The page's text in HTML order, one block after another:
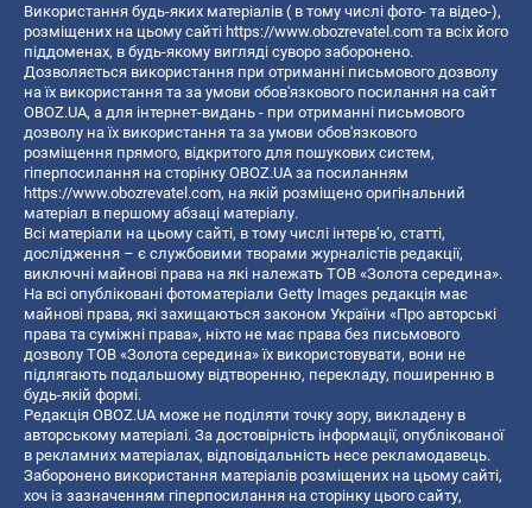
Використання будь-яких матеріалів ( в тому числі фото- та відео-),
розміщених на цьому сайті https://www.obozrevatel.com та всіх його
піддоменах, в будь-якому вигляді суворо заборонено.
Дозволяється використання при отриманні письмового дозволу
на їх використання та за умови обов'язкового посилання на сайт
OBOZ.UA, а для інтернет-видань - при отриманні письмового
дозволу на їх використання та за умови обов'язкового
розміщення прямого, відкритого для пошукових систем,
гіперпосилання на сторінку OBOZ.UA за посиланням
https://www.obozrevatel.com, на якій розміщено оригінальний
матеріал в першому абзаці матеріалу.
Всі матеріали на цьому сайті, в тому числі інтерв’ю, статті,
дослідження – є службовими творами журналістів редакції,
виключні майнові права на які належать ТОВ «Золота середина».
На всі опубліковані фотоматеріали Getty Images редакція має
майнові права, які захищаються законом України «Про авторські
права та суміжні права», ніхто не має права без письмового
дозволу ТОВ «Золота середина» їх використовувати, вони не
підлягають подальшому відтворенню, перекладу, поширенню в
будь-якій формі.
Редакція OBOZ.UA може не поділяти точку зору, викладену в
авторському матеріалі. За достовірність інформації, опублікованої
в рекламних матеріалах, відповідальність несе рекламодавець.
Заборонено використання матеріалів розміщених на цьому сайті,
хоч із зазначенням гіперпосилання на сторінку цього сайту,